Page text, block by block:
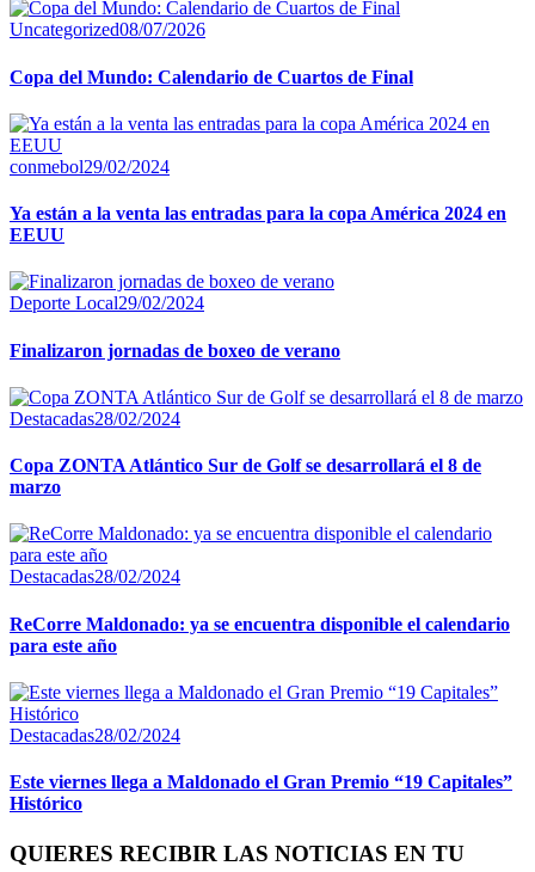
Uncategorized08/07/2026
Copa del Mundo: Calendario de Cuartos de Final
conmebol29/02/2024
Ya están a la venta las entradas para la copa América 2024 en
EEUU
Deporte Local29/02/2024
Finalizaron jornadas de boxeo de verano
Destacadas28/02/2024
Copa ZONTA Atlántico Sur de Golf se desarrollará el 8 de
marzo
Destacadas28/02/2024
ReCorre Maldonado: ya se encuentra disponible el calendario
para este año
Destacadas28/02/2024
Este viernes llega a Maldonado el Gran Premio “19 Capitales”
Histórico
QUIERES RECIBIR LAS NOTICIAS EN TU